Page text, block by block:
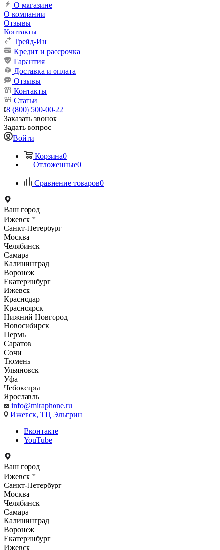
О магазине
О компании
Отзывы
Контакты
Трейд-Ин
Кредит и рассрочка
Гарантия
Доставка и оплата
Отзывы
Контакты
Статьи
8 (800) 500-00-22
Заказать звонок
Задать вопрос
Войти
Корзина0
Отложенные0
Сравнение товаров0
Ваш город
Ижевск
Санкт-Петербург
Москва
Челябинск
Самара
Калининград
Воронеж
Екатеринбург
Ижевск
Краснодар
Красноярск
Нижний Новгород
Новосибирск
Пермь
Саратов
Сочи
Тюмень
Ульяновск
Уфа
Чебоксары
Ярославль
info@miraphone.ru
Ижевск, ТЦ Эльгрин
Вконтакте
YouTube
Ваш город
Ижевск
Санкт-Петербург
Москва
Челябинск
Самара
Калининград
Воронеж
Екатеринбург
Ижевск